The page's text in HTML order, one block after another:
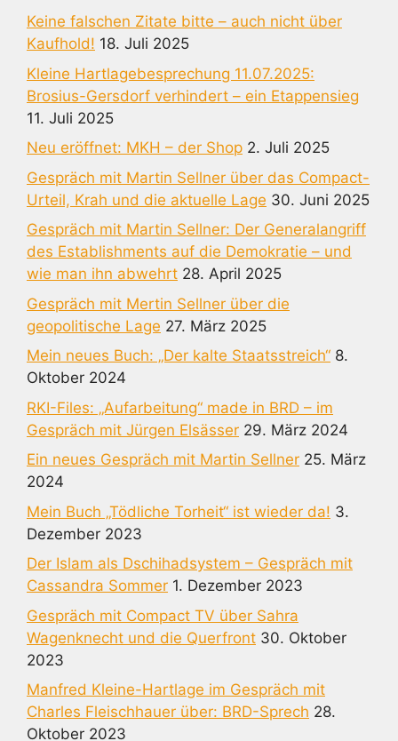
Keine falschen Zitate bitte – auch nicht über
Kaufhold! 18. Juli 2025
Kleine Hartlagebesprechung 11.07.2025:
Brosius-Gersdorf verhindert – ein Etappensieg
11. Juli 2025
Neu eröffnet: MKH – der Shop 2. Juli 2025
Gespräch mit Martin Sellner über das Compact-
Urteil, Krah und die aktuelle Lage 30. Juni 2025
Gespräch mit Martin Sellner: Der Generalangriff
des Establishments auf die Demokratie – und
wie man ihn abwehrt 28. April 2025
Gespräch mit Mertin Sellner über die
geopolitische Lage 27. März 2025
Mein neues Buch: „Der kalte Staatsstreich“ 8.
Oktober 2024
RKI-Files: „Aufarbeitung“ made in BRD – im
Gespräch mit Jürgen Elsässer 29. März 2024
Ein neues Gespräch mit Martin Sellner 25. März
2024
Mein Buch „Tödliche Torheit“ ist wieder da! 3.
Dezember 2023
Der Islam als Dschihadsystem – Gespräch mit
Cassandra Sommer 1. Dezember 2023
Gespräch mit Compact TV über Sahra
Wagenknecht und die Querfront 30. Oktober
2023
Manfred Kleine-Hartlage im Gespräch mit
Charles Fleischhauer über: BRD-Sprech 28.
Oktober 2023